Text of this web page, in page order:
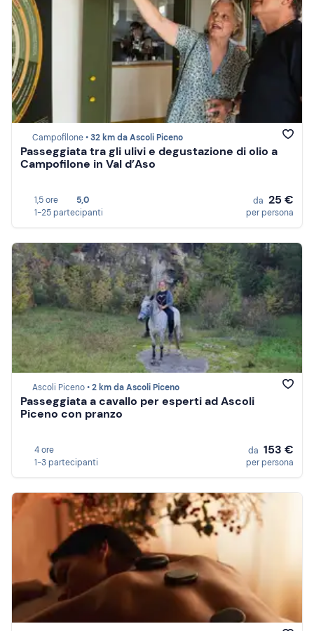
Campofilone •32 km da Ascoli Piceno
Passeggiata tra gli ulivi e degustazione di olio a
Campofilone in Val d’Aso
1,5 ore
5,0
1-25 partecipanti
da 25 €
per persona
Ascoli Piceno •2 km da Ascoli Piceno
Passeggiata a cavallo per esperti ad Ascoli
Piceno con pranzo
4 ore
1-3 partecipanti
da 153 €
per persona